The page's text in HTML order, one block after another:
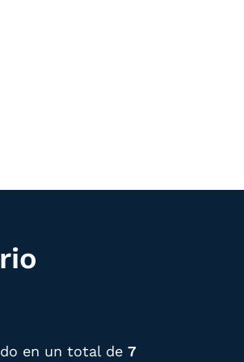
en un total de 7